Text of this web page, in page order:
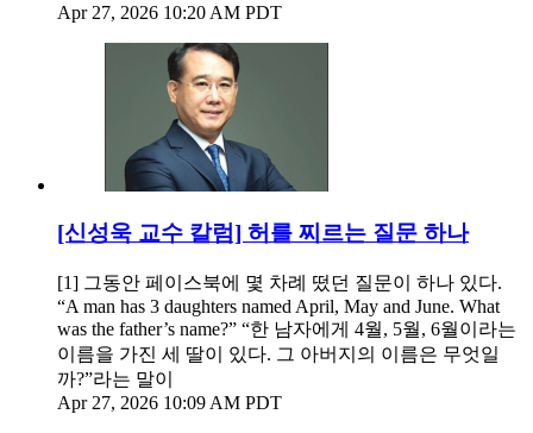
Apr 27, 2026 10:20 AM PDT
[신성욱 교수 칼럼] 허를 찌르는 질문 하나
[1] 그동안 페이스북에 몇 차례 떴던 질문이 하나 있다.
“A man has 3 daughters named April, May and June. What
was the father’s name?” “한 남자에게 4월, 5월, 6월이라는
이름을 가진 세 딸이 있다. 그 아버지의 이름은 무엇일
까?”라는 말이
Apr 27, 2026 10:09 AM PDT